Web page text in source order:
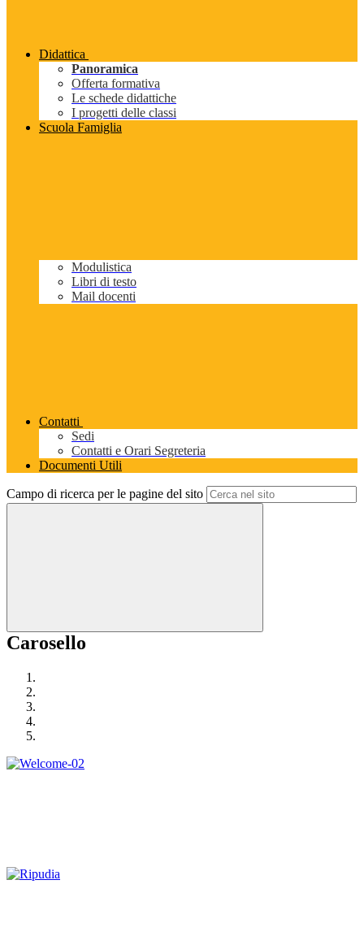
Didattica
Panoramica
Offerta formativa
Le schede didattiche
I progetti delle classi
Scuola Famiglia
Modulistica
Libri di testo
Mail docenti
Contatti
Sedi
Contatti e Orari Segreteria
Documenti Utili
Campo di ricerca per le pagine del sito
Carosello